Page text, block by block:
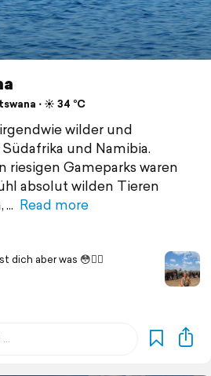
⋅ ☀️ 34 °C
wilder und
und Namibia.
riesigen Gameparks waren
absolut wilden Tieren
Read more
dich aber was 😳👍🏼